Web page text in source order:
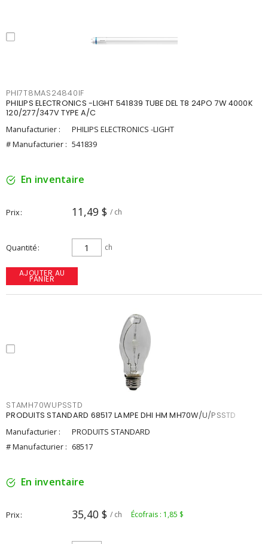
PHI7T8MAS24840IF
PHILIPS ELECTRONICS -LIGHT 541839 TUBE DEL T8 24PO 7W 4000K
120/277/347V TYPE A/C
Manufacturier :
PHILIPS ELECTRONICS -LIGHT
# Manufacturier : 541839
En inventaire
Prix 11,49 $ / ch
Quantité ch
AJOUTER AU
PANIER
STAMH70WUPSSTD
PRODUITS STANDARD 68517 LAMPE DHI HM MH70W/U/PSSTD
Manufacturier :
PRODUITS STANDARD
# Manufacturier : 68517
En inventaire
Prix 35,40 $ / ch Écofrais : 1,85 $